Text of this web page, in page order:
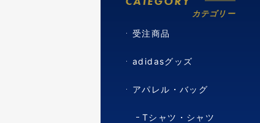
カテゴリー
受注商品
adidasグッズ
アパレル・バッグ
Tシャツ・シャツ